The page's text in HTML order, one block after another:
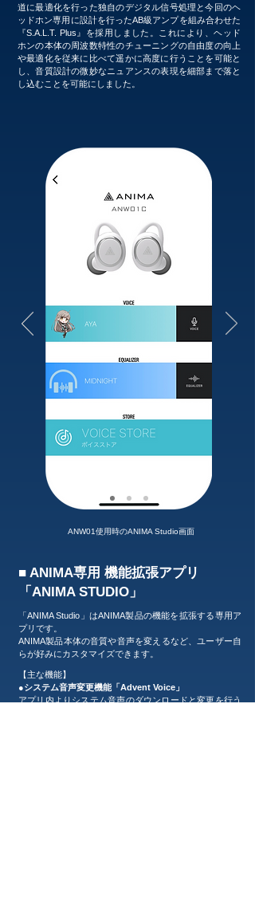
道に最適化を行った独自のデジタル信号処理と今回のヘ
ッドホン専用に設計を行ったAB級アンプを組み合わせた
『S.A.L.T. Plus』を採用しました。これにより、ヘッド
ホンの本体の周波数特性のチューニングの自由度の向上
や最適化を従来に比べて遥かに高度に行うことを可能と
し、音質設計の微妙なニュアンスの表現を細部まで落と
し込むことを可能にしました。
ANW01使用時のANIMA Studio画面
■ ANIMA専用 機能拡張アプリ
「ANIMA STUDIO」
「ANIMA Studio」はANIMA製品の機能を拡張する専用ア
プリです。
ANIMA製品本体の音質や音声を変えるなど、ユーザー自
らが好みにカスタマイズできます。
【主な機能】
●システム音声変更機能「Advent Voice」
アプリ内よりシステム音声のダウンロードと変更を行う